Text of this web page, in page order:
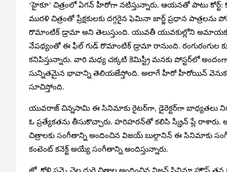
‘హైకూ’ చిత్రంలో ఏగన్ హీరోగా న‌టిస్తున్నారు. ఆయ‌న‌తో పాటు కోర్ట్‌:
ముర‌ళి చిత్రంతో ప్రేక్ష‌కుల‌కు ద‌గ్గ‌రైన ఫెమినా జార్జ్ ప్ర‌ధాన
రొమాంటిక్ డ్రామా అని తెలుస్తుంది. యువ‌తీ యువ‌కుల్లోని
నేప‌థ్యంతో ఈ ఫీల్ గుడ్ రొమాంటిక్ డ్రామా రానుంది.
క‌నిపిస్తున్నారు. వారి మధ్య చ‌క్క‌టి కెమిస్ట్రీ మ‌న‌కు పోస్టర్‌లో
సున్నిత‌మైన భావాన్ని తెలియ‌జేస్తోంది. అలాగే హీరో హీరోయిన్
సూచిస్తోంది.
యువ‌రాజ్ చిన్న‌సామి ఈ సినిమాకు రైట‌ర్‌గా, డైరెక్ట‌ర్‌గా బాధ్య‌త‌లు
ఓ ప్ర‌త్యేక‌త‌ను తీసుకొచ్చారు. హ‌రిహ‌ర‌న్‌తో క‌లిసి స్క్రీన్ ప్లే రాశారు.
చిత్రాల‌కు సంగీతాన్ని అందించిన విజ‌య్ బుల్గానిన్ ఈ సినిమాకు
కంటెంట్ క‌నెక్ట్ అయ్యే సంగీతాన్ని అందిస్తున్నారు.